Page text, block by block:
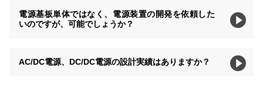
電源基板単体ではなく、電源装置の開発を依頼した
いのですが、可能でしょうか？
AC/DC電源、DC/DC電源の設計実績はありますか？